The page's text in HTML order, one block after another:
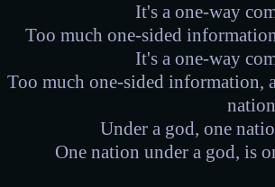
It's a one-way
Too much one-sided
It's a one-way
Too much one-sided information,
Under a god, one
One nation under a god, is